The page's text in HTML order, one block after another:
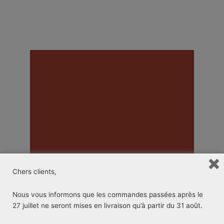
Chers clients,
Nous vous informons que les commandes passées après le
27 juillet ne seront mises en livraison qu’à partir du 31 août.